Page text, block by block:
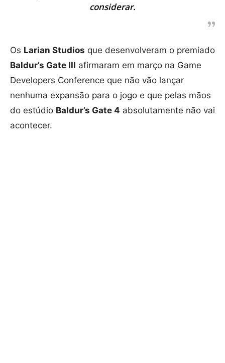
considerar.
Os Larian Studios que desenvolveram o premiado
Baldur’s Gate III afirmaram em março na Game
Developers Conference que não vão lançar
nenhuma expansão para o jogo e que pelas mãos
do estúdio Baldur’s Gate 4 absolutamente não vai
acontecer.